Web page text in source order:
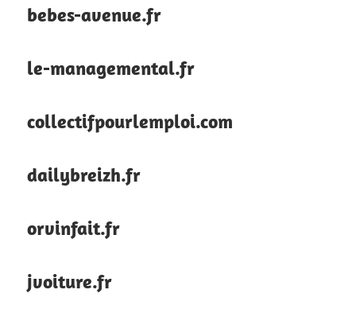
bebes-avenue.fr
le-managemental.fr
collectifpourlemploi.com
dailybreizh.fr
orvinfait.fr
jvoiture.fr